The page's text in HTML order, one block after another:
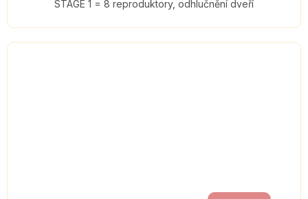
STAGE 1 = 8 reproduktory, odhlučnění dveří